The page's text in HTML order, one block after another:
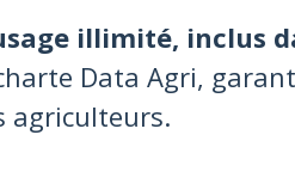
illimité, inclus
Data Agri,
agriculteurs.